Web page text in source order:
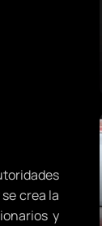
crea la
y